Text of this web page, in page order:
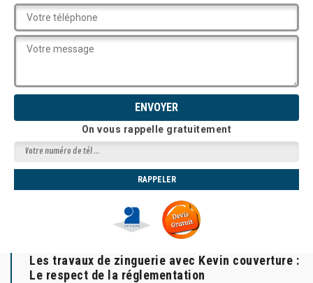
On vous rappelle gratuitement
Les travaux de zinguerie avec Kevin couverture :
Le respect de la réglementation